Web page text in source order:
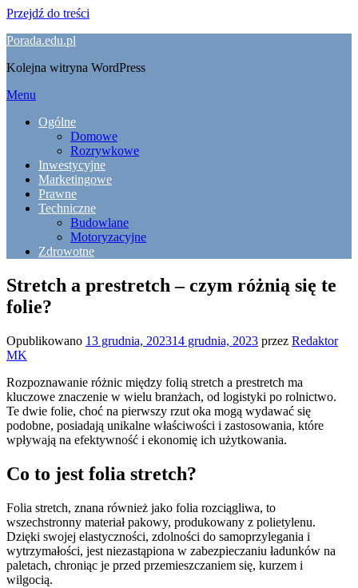
Przejdź do treści
Porada.edu.pl
Kolejna witryna WordPress
Menu
Ogólne
Domowe
Rozrywkowe
Inwestycyjne
Marketingowe
Prawne
Techniczne
Budowlane
Motoryzacyjne
Zdrowotne
Stretch a prestretch – czym różnią się te
folie?
Opublikowano 13 grudnia, 202314 grudnia, 2023 przez Redaktor
MK
Rozpoznawanie różnic między folią stretch a prestretch ma
kluczowe znaczenie w wielu branżach, od logistyki po rolnictwo.
Te dwie folie, choć na pierwszy rzut oka mogą wydawać się
podobne, posiadają unikalne właściwości i zastosowania, które
wpływają na efektywność i ekonomię ich użytkowania.
Co to jest folia stretch?
Folia stretch, znana również jako folia rozciągliwa, to
wszechstronny materiał pakowy, produkowany z polietylenu.
Dzięki swojej elastyczności, zdolności do samoprzylegania i
wytrzymałości, jest niezastąpiona w zabezpieczaniu ładunków na
paletach, chroniąc je przed przemieszczaniem się, kurzem i
wilgocią.